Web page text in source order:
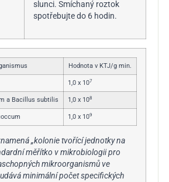
slunci. Smíchaný roztok
spotřebujte do 6 hodin.
Hodnota v KTJ/g min.
1,0 x 107
a Bacillus subtilis 1,0 x 108
1,0 x 109
„kolonie tvořící jednotky na
měřítko v mikrobiologii pro
mikroorganismů ve
minimální počet specifických